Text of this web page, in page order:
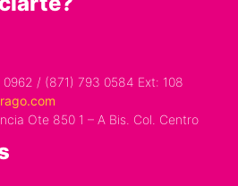
/ (871) 793 0584 Ext: 108
Ote 850 1 – A Bis. Col. Centro